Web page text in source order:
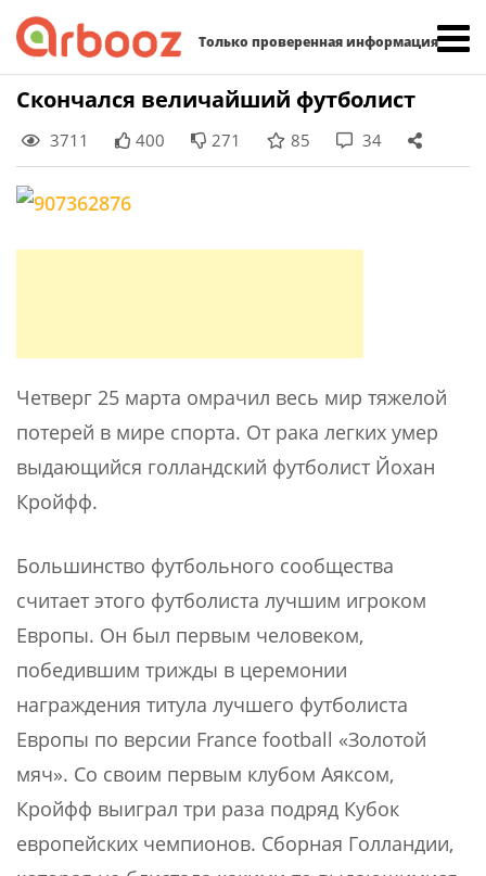
Только проверенная информация
Skip
content
Скончался величайший футболист
3711 400 271 85 34
Четверг 25 марта омрачил весь мир тяжелой
потерей в мире спорта. От рака легких умер
выдающийся голландский футболист Йохан
Кройфф.
Большинство футбольного сообщества
считает этого футболиста лучшим игроком
Европы. Он был первым человеком,
победившим трижды в церемонии
награждения титула лучшего футболиста
Европы по версии France football «Золотой
мяч». Со своим первым клубом Аяксом,
Кройфф выиграл три раза подряд Кубок
европейских чемпионов. Сборная Голландии,
Найти: